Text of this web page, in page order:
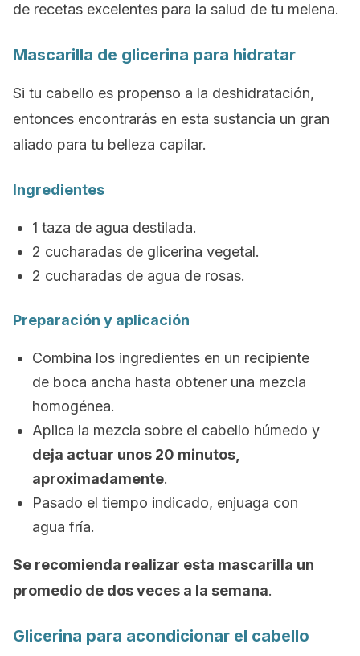
de recetas excelentes para la salud de tu melena.
Mascarilla de glicerina para hidratar
Si tu cabello es propenso a la deshidratación,
entonces encontrarás en esta sustancia un gran
aliado para tu belleza capilar.
Ingredientes
1 taza de agua destilada.
2 cucharadas de glicerina vegetal.
2 cucharadas de agua de rosas.
Preparación y aplicación
Combina los ingredientes en un recipiente
de boca ancha hasta obtener una mezcla
homogénea.
Aplica la mezcla sobre el cabello húmedo y
deja actuar unos 20 minutos,
aproximadamente.
Pasado el tiempo indicado, enjuaga con
agua fría.
Se recomienda realizar esta mascarilla un
promedio de dos veces a la semana.
Glicerina para acondicionar el cabello